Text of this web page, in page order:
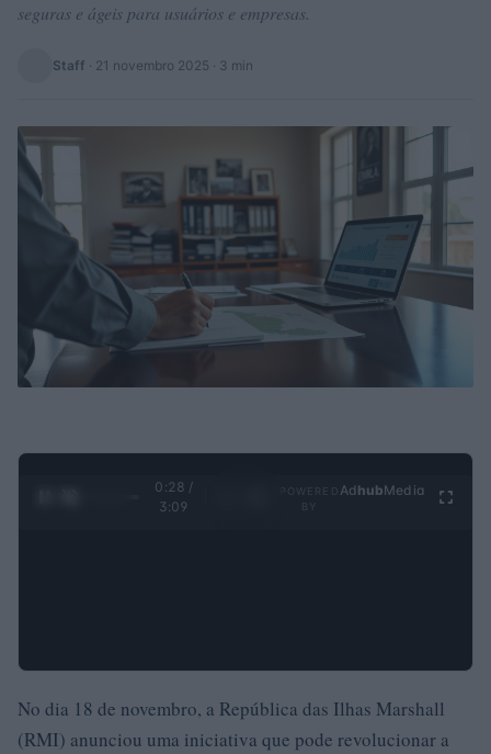
seguras e ágeis para usuários e empresas.
Staff · 21 novembro 2025 · 3 min
0:29 /
3:09
Ad hubMedia
No dia 18 de novembro, a República das Ilhas Marshall
(RMI) anunciou uma iniciativa que pode revolucionar a